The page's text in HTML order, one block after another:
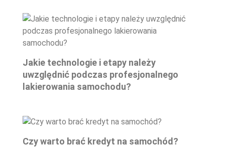
Jakie technologie i etapy należy
uwzględnić podczas profesjonalnego
lakierowania samochodu?
Czy warto brać kredyt na samochód?